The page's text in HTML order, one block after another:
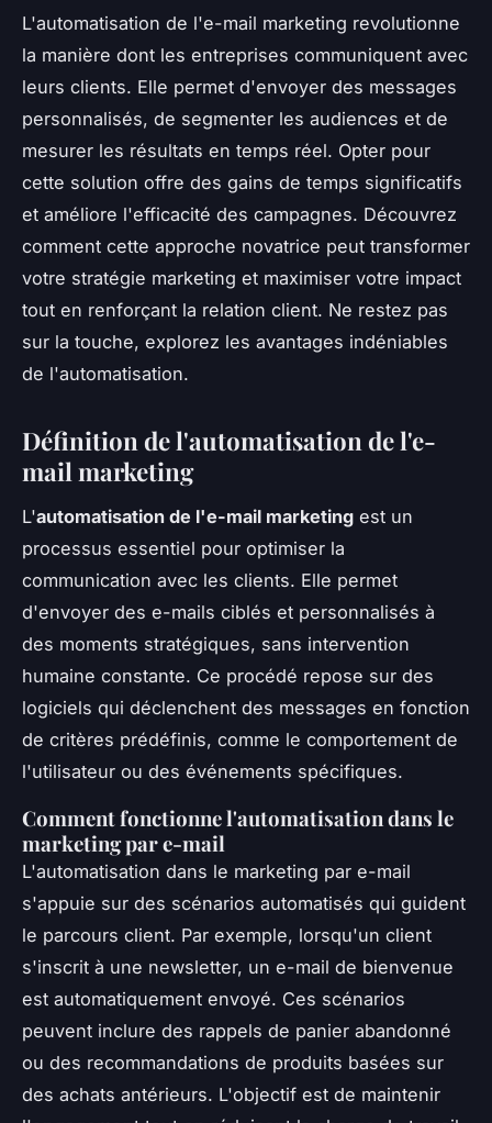
L'automatisation de l'e-mail marketing revolutionne
la manière dont les entreprises communiquent avec
leurs clients. Elle permet d'envoyer des messages
personnalisés, de segmenter les audiences et de
mesurer les résultats en temps réel. Opter pour
cette solution offre des gains de temps significatifs
et améliore l'efficacité des campagnes. Découvrez
comment cette approche novatrice peut transformer
votre stratégie marketing et maximiser votre impact
tout en renforçant la relation client. Ne restez pas
sur la touche, explorez les avantages indéniables
de l'automatisation.
Définition de l'automatisation de l'e-
mail marketing
L'automatisation de l'e-mail marketing est un
processus essentiel pour optimiser la
communication avec les clients. Elle permet
d'envoyer des e-mails ciblés et personnalisés à
des moments stratégiques, sans intervention
humaine constante. Ce procédé repose sur des
logiciels qui déclenchent des messages en fonction
de critères prédéfinis, comme le comportement de
l'utilisateur ou des événements spécifiques.
Comment fonctionne l'automatisation dans le
marketing par e-mail
L'automatisation dans le marketing par e-mail
s'appuie sur des scénarios automatisés qui guident
le parcours client. Par exemple, lorsqu'un client
s'inscrit à une newsletter, un e-mail de bienvenue
est automatiquement envoyé. Ces scénarios
peuvent inclure des rappels de panier abandonné
ou des recommandations de produits basées sur
des achats antérieurs. L'objectif est de maintenir